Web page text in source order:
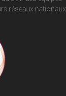
réseaux nationaux